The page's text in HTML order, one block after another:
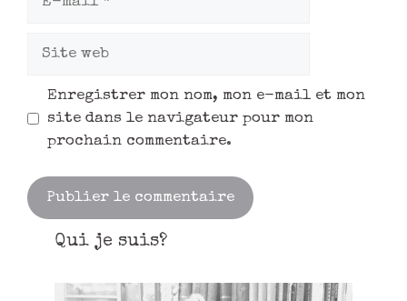
Enregistrer mon nom, mon e-mail et mon
site dans le navigateur pour mon
prochain commentaire.
Qui je suis?